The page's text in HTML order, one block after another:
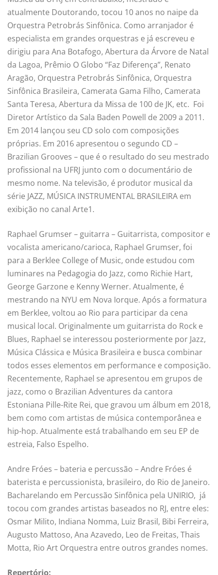
atualmente Doutorando, tocou 10 anos no naipe da
Orquestra Petrobrás Sinfônica. Como arranjador é
especialista em grandes orquestras e já escreveu e
dirigiu para Ana Botafogo, Abertura da Árvore de Natal
da Lagoa, Prêmio O Globo “Faz Diferença”, Renato
Aragão, Orquestra Petrobrás Sinfônica, Orquestra
Sinfônica Brasileira, Camerata Gama Filho, Camerata
Santa Teresa, Abertura da Missa de 100 de JK, etc. Foi
Diretor Artístico da Sala Baden Powell de 2009 a 2011.
Em 2014 lançou seu CD solo com composições
próprias. Em 2016 apresentou o segundo CD –
Brazilian Grooves – que é o resultado do seu mestrado
profissional na UFRJ junto com o documentário de
mesmo nome. Na televisão, é produtor musical da
série JAZZ, MÚSICA INSTRUMENTAL BRASILEIRA em
exibição no canal Arte1.
Raphael Grumser – guitarra – Guitarrista, compositor e
vocalista americano/carioca, Raphael Grumser, foi
para a Berklee College of Music, onde estudou com
luminares na Pedagogia do Jazz, como Richie Hart,
George Garzone e Kenny Werner. Atualmente, é
mestrando na NYU em Nova Iorque. Após a formatura
em Berklee, voltou ao Rio para participar da cena
musical local. Originalmente um guitarrista do Rock e
Blues, Raphael se interessou posteriormente por Jazz,
Música Clássica e Música Brasileira e busca combinar
todos esses elementos em performance e composição.
Recentemente, Raphael se apresentou em grupos de
jazz, como o Brazilian Adventures da cantora
Estoniana Pille-Rite Rei, que gravou um álbum em 2018,
bem como com artistas de música contemporânea e
hip-hop. Atualmente está trabalhando em seu EP de
estreia, Falso Espelho.
Andre Fróes – bateria e percussão – Andre Fróes é
baterista e percussionista, brasileiro, do Rio de Janeiro.
Bacharelando em Percussão Sinfônica pela UNIRIO, já
tocou com grandes artistas baseados no RJ, entre eles:
Osmar Milito, Indiana Nomma, Luiz Brasil, Bibi Ferreira,
Augusto Mattoso, Ana Azavedo, Leo de Freitas, Thais
Motta, Rio Art Orquestra entre outros grandes nomes.
Repertório: